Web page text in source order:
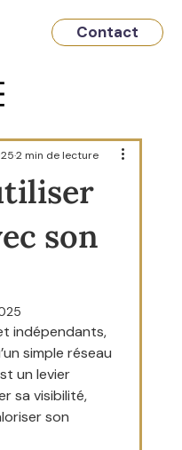
Contact
son
2 min de lecture
indépendants,
simple réseau
un levier
sa visibilité,
son